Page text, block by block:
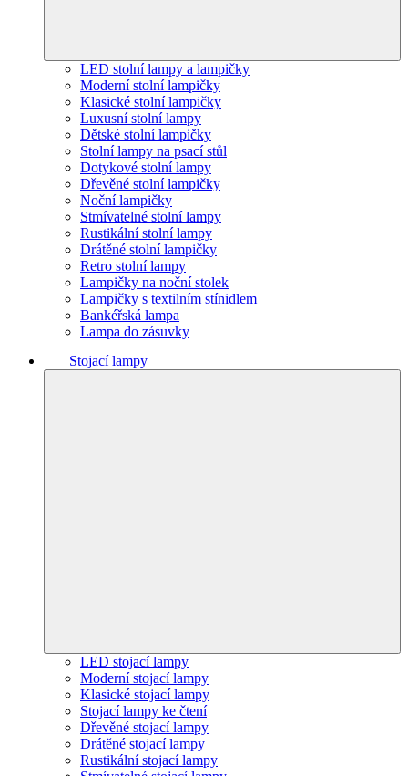
LED stolní lampy a lampičky
Moderní stolní lampičky
Klasické stolní lampičky
Luxusní stolní lampy
Dětské stolní lampičky
Stolní lampy na psací stůl
Dotykové stolní lampy
Dřevěné stolní lampičky
Noční lampičky
Stmívatelné stolní lampy
Rustikální stolní lampy
Drátěné stolní lampičky
Retro stolní lampy
Lampičky na noční stolek
Lampičky s textilním stínidlem
Bankéřská lampa
Lampa do zásuvky
Stojací lampy
LED stojací lampy
Moderní stojací lampy
Klasické stojací lampy
Stojací lampy ke čtení
Dřevěné stojací lampy
Drátěné stojací lampy
Rustikální stojací lampy